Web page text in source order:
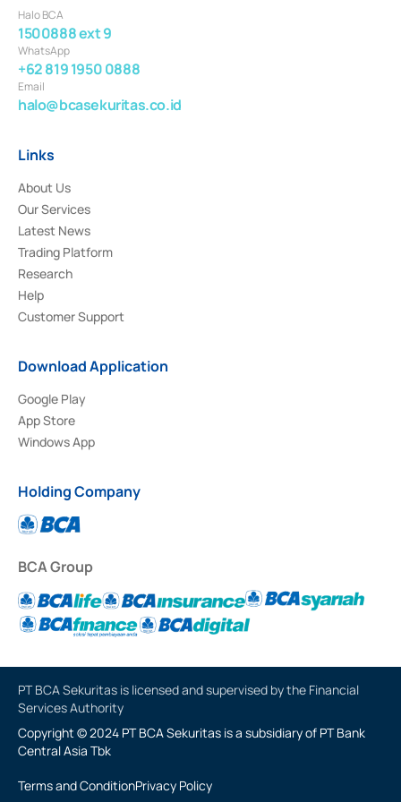
Halo BCA
1500888 ext 9
WhatsApp
+62 819 1950 0888
Email
halo@bcasekuritas.co.id
Links
About Us
Our Services
Latest News
Trading Platform
Research
Help
Customer Support
Download Application
Google Play
App Store
Windows App
Holding Company
BCA Group
PT BCA Sekuritas is licensed and supervised by the Financial
Services Authority
Copyright © 2024 PT BCA Sekuritas is a subsidiary of PT Bank
Central Asia Tbk
Terms and ConditionPrivacy Policy